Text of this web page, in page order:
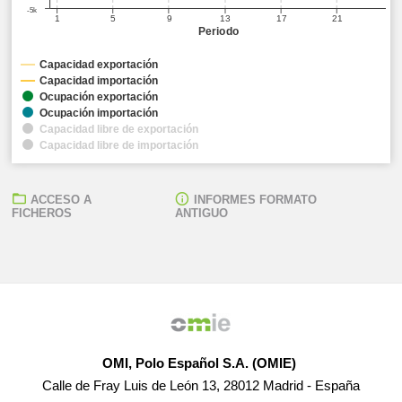
Periodo
1 5 9 13 17 21
-5k
Capacidad exportación
Capacidad importación
Ocupación exportación
Ocupación importación
Capacidad libre de exportación
Capacidad libre de importación
ACCESO A
FICHEROS
INFORMES FORMATO
ANTIGUO
OMI, Polo Español S.A. (OMIE)
Calle de Fray Luis de León 13, 28012 Madrid - España